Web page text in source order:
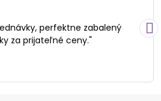
/
5
perfektne zabalený
za prijateľné ceny."